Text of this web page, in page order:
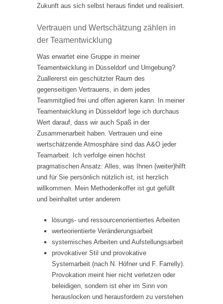
Zukunft aus sich selbst heraus findet und realisiert.
Vertrauen und Wertschätzung zählen in
der Teamentwicklung
Was erwartet eine Gruppe in meiner
Teamentwicklung in Düsseldorf und Umgebung?
Zuallererst ein geschützter Raum des
gegenseitigen Vertrauens, in dem jedes
Teammitglied frei und offen agieren kann. In meiner
Teamentwicklung in Düsseldorf lege ich durchaus
Wert darauf, dass wir auch Spaß in der
Zusammenarbeit haben. Vertrauen und eine
wertschätzende Atmosphäre sind das A&O jeder
Teamarbeit. Ich verfolge einen höchst
pragmatischen Ansatz: Alles, was Ihnen (weiter)hilft
und für Sie persönlich nützlich ist, ist herzlich
willkommen. Mein Methodenkoffer ist gut gefüllt
und beinhaltet unter anderem
lösungs- und ressourcenorientiertes Arbeiten
werteorientierte Veränderungsarbeit
systemisches Arbeiten und Aufstellungsarbeit
provokativer Stil und provokative
Systemarbeit (nach N. Höfner und F. Farrelly).
Provokation meint hier nicht verletzen oder
beleidigen, sondern ist eher im Sinn von
herauslocken und herausfordern zu verstehen